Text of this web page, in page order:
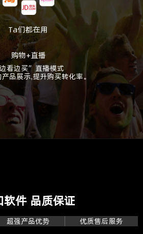
Ta们都在用
购物+直播
看边买”直播模式
品展示,提升购买转化率。
软件 品质保证
超强产品优势 优质售后服务